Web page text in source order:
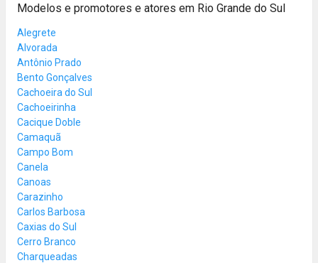
Modelos e promotores e atores em Rio Grande do Sul
Alegrete
Alvorada
Antônio Prado
Bento Gonçalves
Cachoeira do Sul
Cachoeirinha
Cacique Doble
Camaquã
Campo Bom
Canela
Canoas
Carazinho
Carlos Barbosa
Caxias do Sul
Cerro Branco
Charqueadas